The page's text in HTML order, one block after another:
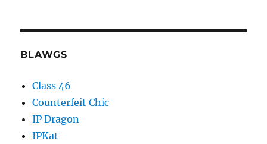
BLAWGS
Class 46
Counterfeit Chic
IP Dragon
IPKat